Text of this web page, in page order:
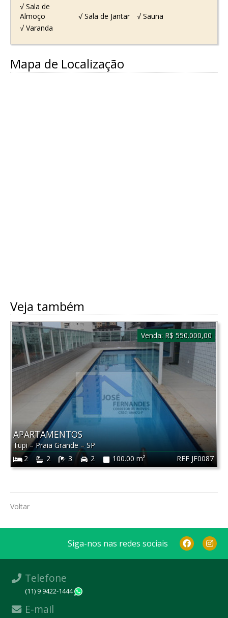
√ Sala de
Almoço
√ Sala de Jantar
√ Sauna
√ Varanda
Mapa de Localização
Veja também
REF JF0087
APARTAMENTOS
Tupi– Praia Grande – SP
2
2 3 2 100.00 m²
Venda: R$ 550.000,00
Voltar
Siga-nos nas redes sociais
Telefone
(11) 9 9422-1444
E-mail